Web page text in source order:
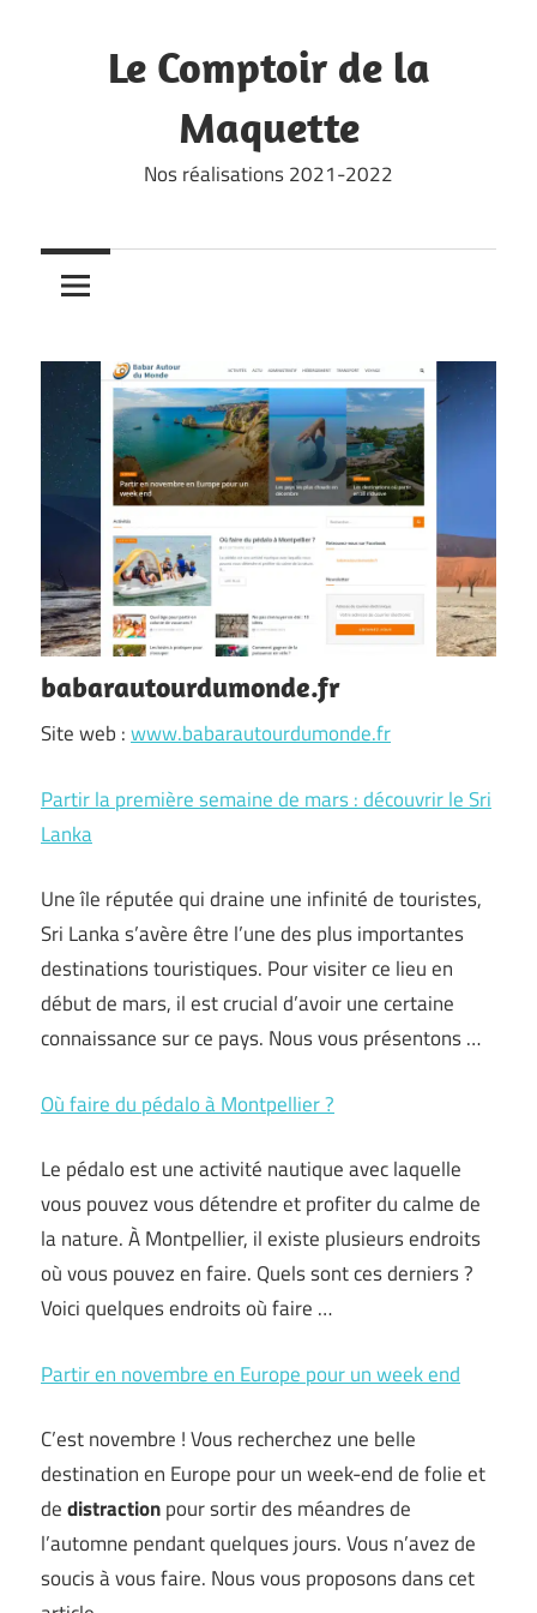
Le Comptoir de la
Maquette
Nos réalisations 2021-2022
babarautourdumonde.fr
Site web :www.babarautourdumonde.fr
Partir la première semaine de mars : découvrir le Sri
Lanka
Une île réputée qui draine une infinité de touristes,
Sri Lanka s’avère être l’une des plus importantes
destinations touristiques. Pour visiter ce lieu en
début de mars, il est crucial d’avoir une certaine
connaissance sur ce pays. Nous vous présentons …
Où faire du pédalo à Montpellier ?
Le pédalo est une activité nautique avec laquelle
vous pouvez vous détendre et profiter du calme de
la nature. À Montpellier, il existe plusieurs endroits
où vous pouvez en faire. Quels sont ces derniers ?
Voici quelques endroits où faire …
Partir en novembre en Europe pour un week end
C’est novembre ! Vous recherchez une belle
destination en Europe pour un week-end de folie et
dedistractionpour sortir des méandres de
l’automne pendant quelques jours. Vous n’avez de
soucis à vous faire. Nous vous proposons dans cet